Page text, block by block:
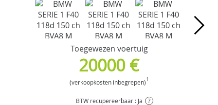
Toegewezen voertuig
20000 €
(verkoopkosten inbegrepen)1
BTW recupereerbaar : Ja ?